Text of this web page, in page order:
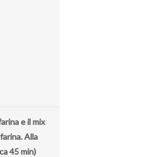
e il mix
Alla
45 min)